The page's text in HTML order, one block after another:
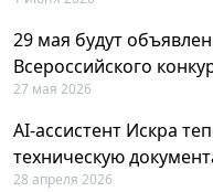
29 мая будут
Всероссийского
27 мая 2026
AI-ассистент Искра
техническую
28 апреля 2026